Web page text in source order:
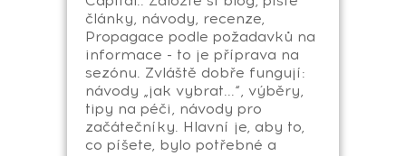
články, návody, recenze,
Propagace podle požadavků na
informace - to je příprava na
sezónu. Zvláště dobře fungují:
návody „jak vybrat...“, výběry,
tipy na péči, návody pro
začátečníky. Hlavní je, aby to,
co píšete, bylo potřebné a